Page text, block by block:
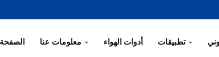
أدوات الهواء تطبيقات